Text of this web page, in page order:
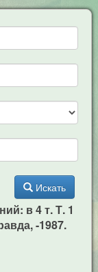
Искать
в 4 т. Т. 1
-1987.